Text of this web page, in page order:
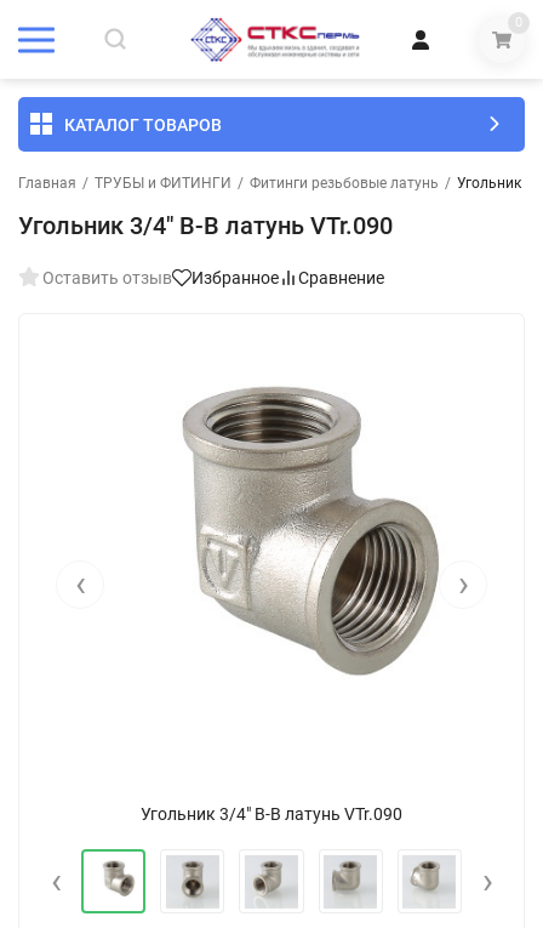
0
КАТАЛОГ ТОВАРОВ
Главная / ТРУБЫ и ФИТИНГИ / Фитинги резьбовые латунь / Угольник 3/
Угольник 3/4" В-В латунь VTr.090
Оставить отзыв Избранное Сравнение
Угольник 3/4" В-В латунь VTr.090
‹ ›
‹ ›